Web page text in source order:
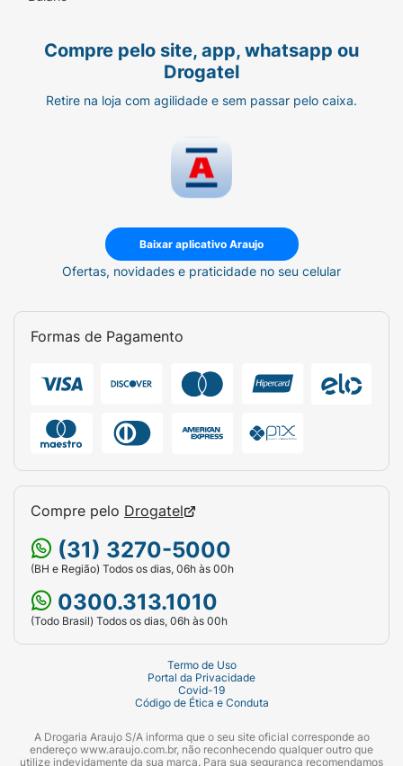
Compre pelo site, app, whatsapp ou
Drogatel
Retire na loja com agilidade e sem passar pelo caixa.
Baixar aplicativo Araujo
Ofertas, novidades e praticidade no seu celular
Formas de Pagamento
Compre pelo Drogatel
(31) 3270-5000
(BH e Região) Todos os dias, 06h às 00h
0300.313.1010
(Todo Brasil) Todos os dias, 06h às 00h
Termo de Uso
Portal da Privacidade
Covid-19
Código de Ética e Conduta
A Drogaria Araujo S/A informa que o seu site oficial corresponde ao
endereço www.araujo.com.br, não reconhecendo qualquer outro que
utilize indevidamente da sua marca. Para sua segurança recomendamos